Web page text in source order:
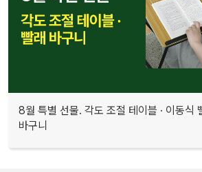
8월 특별 선물. 각도 조절 테이블 · 이동식
바구니